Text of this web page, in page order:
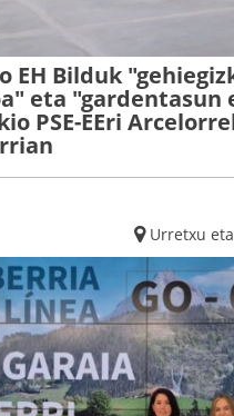
EH Bilduk
eta "gardentasun
PSE-EEri
Urretxu